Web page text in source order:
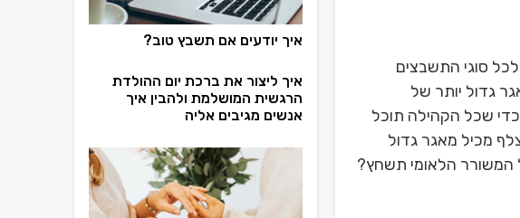
סוגי התשבצים
גדול יותר של
שכל הקהילה תוכל
מכיל מאגר גדול
המשורר הלאומי תשחץ?
איך יודעים אם תשבץ טוב?
איך ליצור את ברכת יום ההולדת
הרגשית המושלמת ולהבין איך
אנשים מגיבים אליה